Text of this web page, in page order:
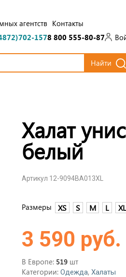
агентств Контакты
1578 800 555-80-87
Найти
Халат
белый
Артикул 12-9094BA013XL
Размеры XS S M L XL
3 590 руб.
В Европе: 519 шт
Категории: Одежда, Халаты